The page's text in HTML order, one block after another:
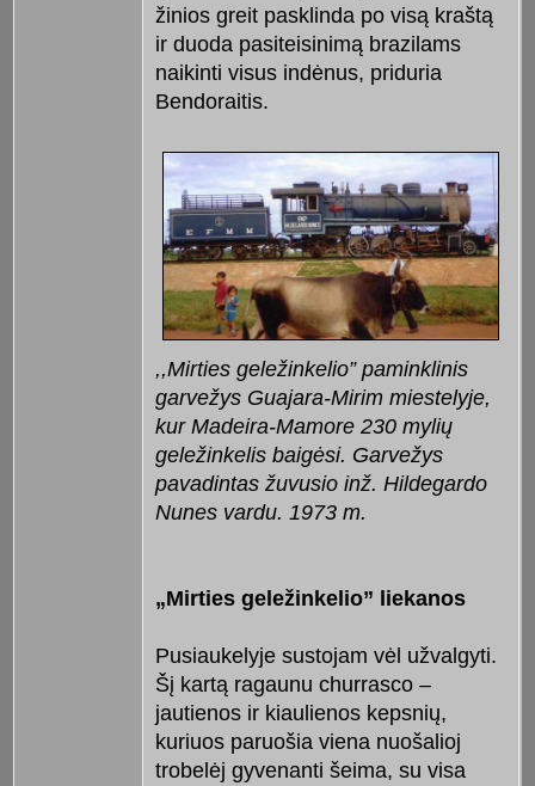
žinios greit pasklinda po visą kraštą
ir duoda pasiteisinimą brazilams
naikinti visus indėnus, priduria
Bendoraitis.
,,Mirties geležinkelio” paminklinis
garvežys Guajara-Mirim miestelyje,
kur Madeira-Mamore 230 mylių
geležinkelis baigėsi. Garvežys
pavadintas žuvusio inž. Hildegardo
Nunes vardu. 1973 m.
„Mirties geležinkelio” liekanos
Pusiaukelyje sustojam vėl užvalgyti.
Šį kartą ragaunu churrasco –
jautienos ir kiaulienos kepsnių,
kuriuos paruošia viena nuošalioj
trobelėj gyvenanti šeima, su visa